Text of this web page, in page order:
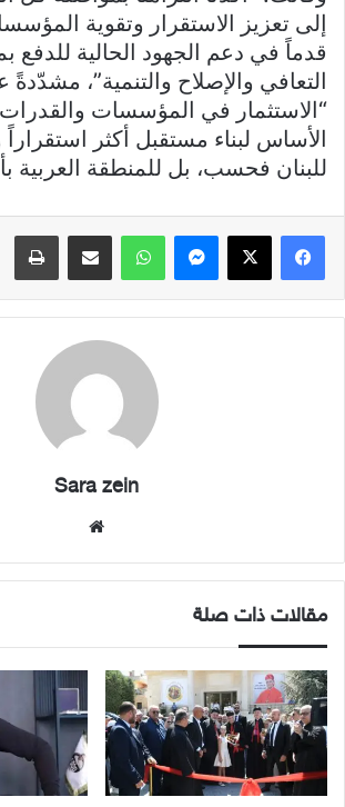
إلى تعزيز الاستقرار وتقوية
قدماً في دعم الجهود الحالية للدفع
التعافي والإصلاح والتنمية”،
“الاستثمار في المؤسسات
الأساس لبناء مستقبل أكثر
للبنان فحسب، بل للمنطقة العربية
فيسبوك X ماسنجر واتساب مشاركة عبر البريد
Sara zein
مقالات ذات صلة